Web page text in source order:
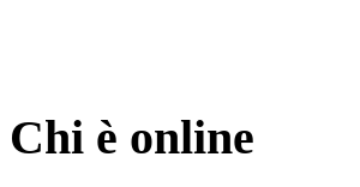
Chi è online